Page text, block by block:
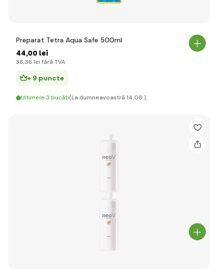
Preparat Tetra Aqua Safe 500ml
44,00 lei
36,36 lei fără TVA
+ 9 puncte
Ultimele 3 bucăți(La dumneavoastră 14.08.)